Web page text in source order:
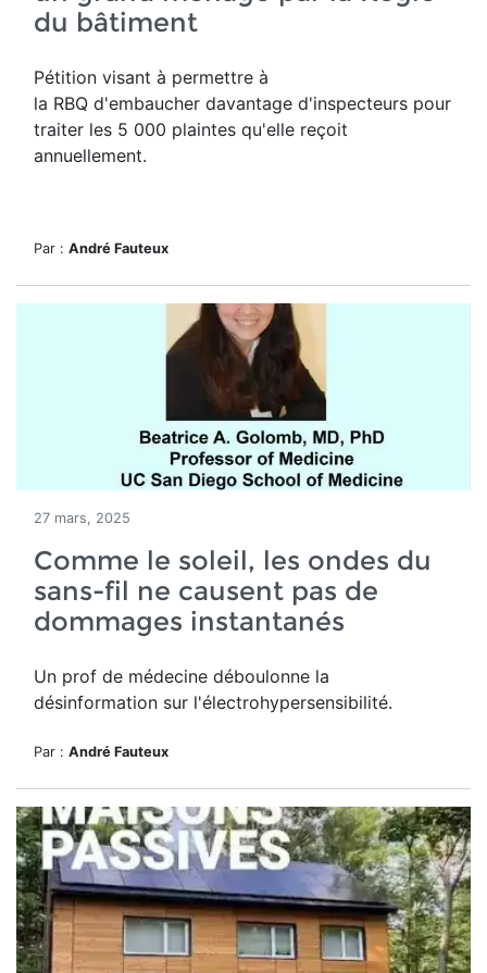
du bâtiment
Pétition visant à permettre à
la RBQ d'embaucher davantage d'inspecteurs pour
traiter les 5 000 plaintes qu'elle reçoit
annuellement.
Par : André Fauteux
27 mars, 2025
Comme le soleil, les ondes du
sans-fil ne causent pas de
dommages instantanés
Un prof de médecine déboulonne la
désinformation sur l'électrohypersensibilité.
Par : André Fauteux